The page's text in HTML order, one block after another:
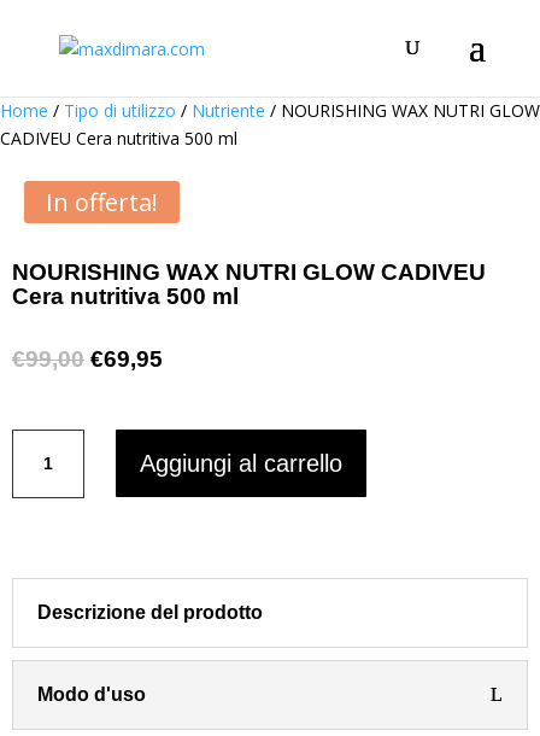
Home / Tipo di utilizzo / Nutriente / NOURISHING WAX NUTRI GLOW
CADIVEU Cera nutritiva 500 ml
In offerta!
NOURISHING WAX NUTRI GLOW CADIVEU
Cera nutritiva 500 ml
€99,00 Il
€99,00.
€69,95
€69,95.
WAX
NUTRI
Cera
nutritiva
ml
quantità
Aggiungi al carrello
Descrizione del prodotto
Modo d'uso